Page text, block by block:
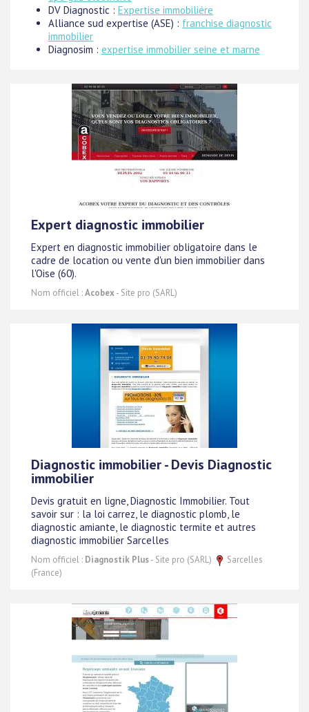
DV Diagnostic : Expertise immobiliére
Alliance sud expertise (ASE) : franchise diagnostic
immobilier
Diagnosim : expertise immobilier seine et marne
Expert diagnostic immobilier
Expert en diagnostic immobilier obligatoire dans le
cadre de location ou vente d'un bien immobilier dans
l'Oise (60).
Nom officiel :Acobex- Site pro (SARL)
Diagnostic immobilier - Devis Diagnostic
immobilier
Devis gratuit en ligne, Diagnostic Immobilier. Tout
savoir sur : la loi carrez, le diagnostic plomb, le
diagnostic amiante, le diagnostic termite et autres
diagnostic immobilier Sarcelles
Nom officiel : Diagnostik Plus- Site pro (SARL)
Sarcelles
(France)